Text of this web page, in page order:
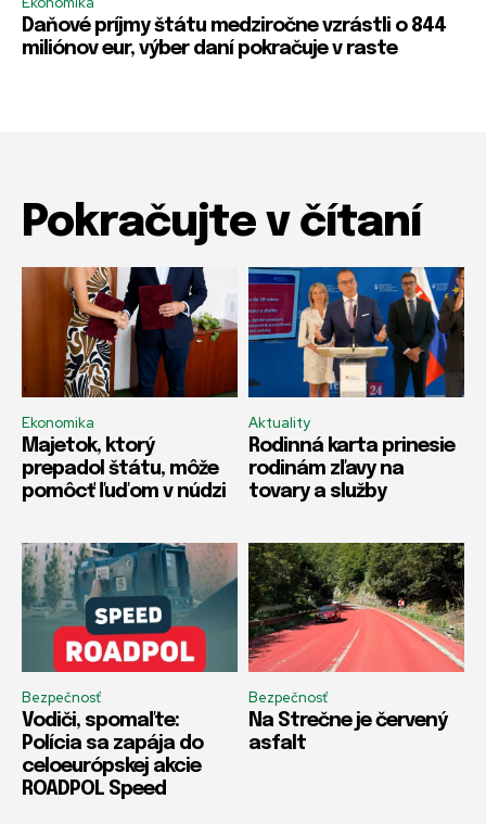
Daňové príjmy štátu medziročne vzrástli o 844
miliónov eur, výber daní pokračuje v raste
Pokračujte v čítaní
Ekonomika
Majetok, ktorý
prepadol štátu, môže
pomôcť ľuďom v núdzi
Aktuality
Rodinná karta prinesie
rodinám zľavy na
tovary a služby
Bezpečnosť
Vodiči, spomaľte:
Polícia sa zapája do
celoeurópskej akcie
ROADPOL Speed
Bezpečnosť
Na Strečne je červený
asfalt